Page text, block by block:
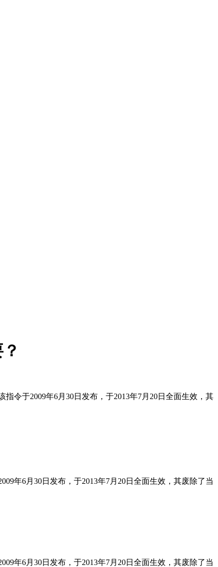
令于2009年6月30日发布，于2013年7月20日全面生效，其
年6月30日发布，于2013年7月20日全面生效，其废除了当
年6月30日发布，于2013年7月20日全面生效，其废除了当